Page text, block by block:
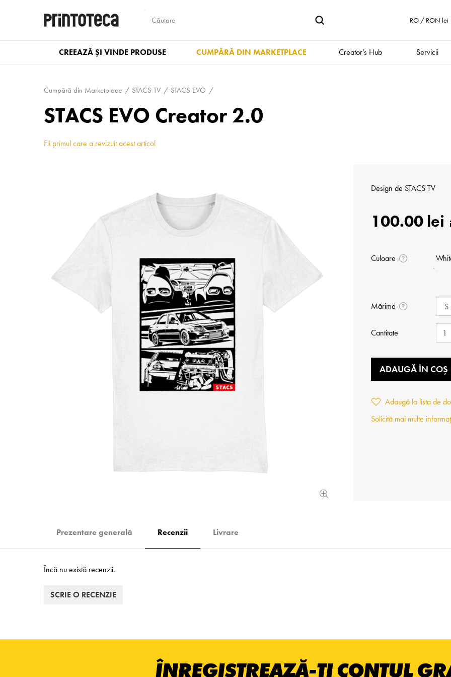
RO / RON lei
CREEAZĂ ȘI VINDE PRODUSE CUMPĂRĂ DIN MARKETPLACE Creator’s Hub Servicii
Cumpără din Marketplace STACS TV STACS EVO
STACS EVO Creator 2.0
Fii primul care a revizuit acest articol
Design de STACS TV
100.00 lei
Culoare ?
Mărime ?
Cantitate
ADAUGĂ ÎN COȘ
Adaugă la lista de
Solicită mai multe
Prezentare generală Recenzii Livrare
Încă nu există recenzii.
SCRIE O RECENZIE
ÎNREGISTREAZĂ-ȚI CONTUL